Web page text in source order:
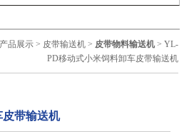
产品展示> 皮带输送机> 皮带物料输送机> YL-
PD移动式小米饲料卸车皮带输送机
带输送机